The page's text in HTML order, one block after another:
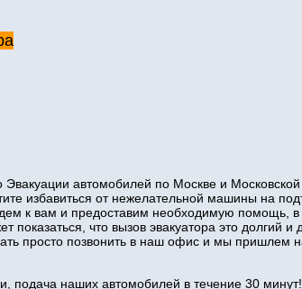
автомобилей по Москве и
избавиться от нежелательной машины на
к вам и предоставим необходимую помощь,
показаться, что вызов эвакуатора это долгий
просто позвонить в наш офис и мы пришлем
подача наших автомобилей в течение 30 минут!